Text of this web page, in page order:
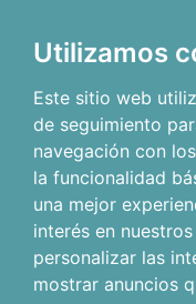
Utilizamos
Este sitio web
de seguimiento
navegación con
la funcionalidad
una mejor
interés en
personalizar las
mostrar anuncios